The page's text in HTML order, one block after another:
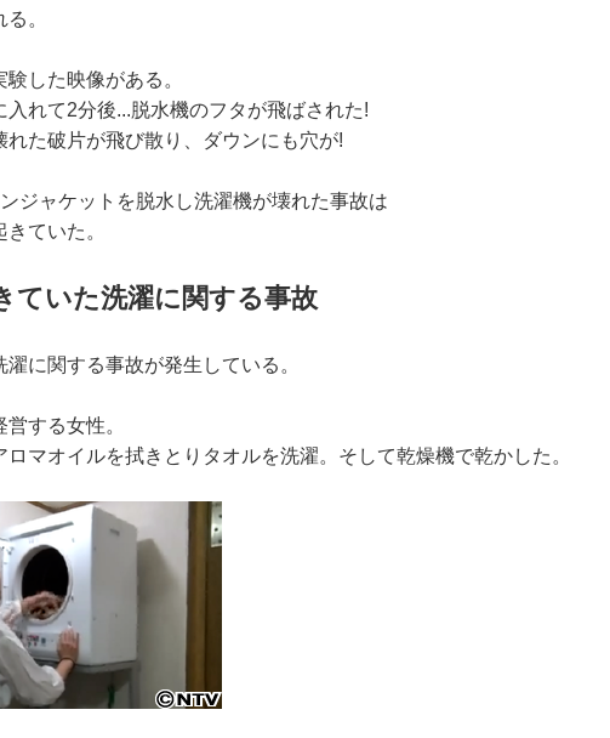
。
した映像がある。
入れて2分後...脱水機のフタが飛ばされた!
れた破片が飛び散り、ダウンにも穴が!
ジャケットを脱水し洗濯機が壊れた事故は
ていた。
ていた洗濯に関する事故
に関する事故が発生している。
する女性。
マオイルを拭きとりタオルを洗濯。そして乾燥機で乾かした。